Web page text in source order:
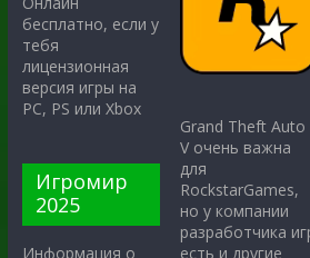
бесплатно, если у
тебя
лицензионная
версия игры на
PC, PS или Xbox
Игромир
2025
Информация о
Grand Theft Auto
V очень важна
для
RockstarGames,
но у компании
разработчика
есть и другие